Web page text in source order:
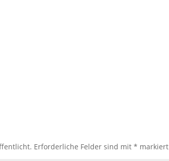
Erforderliche Felder sind mit* markiert